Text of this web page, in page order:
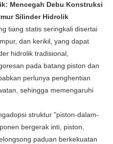
Mencegah Debu Konstruksi
Silinder Hidrolik
tiang statis seringkali disertai
dan kerikil, yang dapat
hidrolik tradisional,
pada batang piston dan
perlunya penghentian
sehingga memengaruhi
struktur "piston-dalam-
bergerak inti, piston,
paduan berkekuatan